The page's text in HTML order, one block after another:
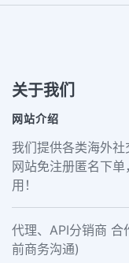
关于我们
网站介绍
我们提供各类海外社
网站免注册匿名下
用！
代理、API分销商
前商务沟通)